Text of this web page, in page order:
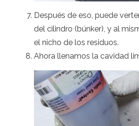
Después de eso, puede
del cilindro (búnker), y al
el nicho de los residuos.
Ahora llenamos la cavidad